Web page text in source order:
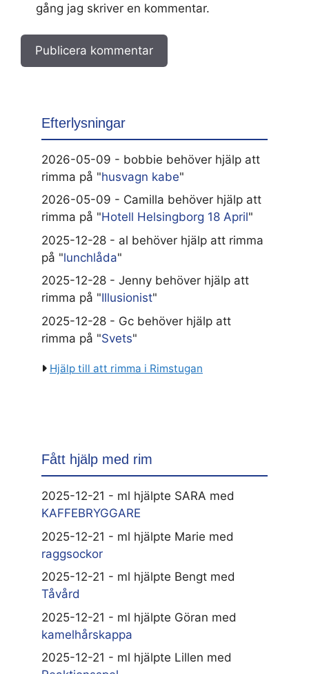
gång jag skriver en kommentar.
Efterlysningar
2026-05-09 - bobbie behöver hjälp att
rimma på "husvagn kabe"
2026-05-09 - Camilla behöver hjälp att
rimma på "Hotell Helsingborg 18 April"
2025-12-28 - al behöver hjälp att rimma
på "lunchlåda"
2025-12-28 - Jenny behöver hjälp att
rimma på "Illusionist"
2025-12-28 - Gc behöver hjälp att
rimma på "Svets"
Hjälp till att rimma i Rimstugan
Fått hjälp med rim
2025-12-21 - ml hjälpte SARA med
KAFFEBRYGGARE
2025-12-21 - ml hjälpte Marie med
raggsockor
2025-12-21 - ml hjälpte Bengt med
Tåvård
2025-12-21 - ml hjälpte Göran med
kamelhårskappa
2025-12-21 - ml hjälpte Lillen med